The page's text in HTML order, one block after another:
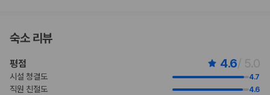
추가 안내사항
기타 선택사항
뷔페아침 식사 요금: 성인 TWD 990, 어린이 TWD 495(대략적인 금액)
공항 셔틀 요금: 차량 1대당 TWD 3100(편도, 정원 3명)
숙소 리뷰
평점 4.6/ 5.0
시설 청결도 4.7
직원 친절도 4.6